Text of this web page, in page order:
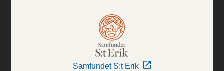
Samfundet S:t Erik